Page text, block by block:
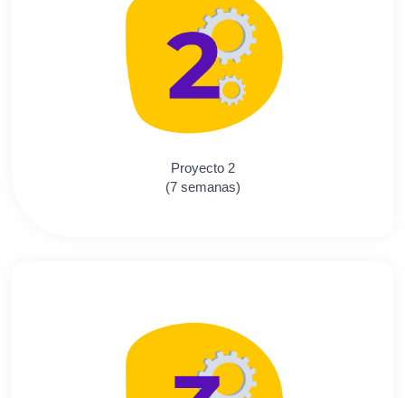
Proyecto 2
(7 semanas)